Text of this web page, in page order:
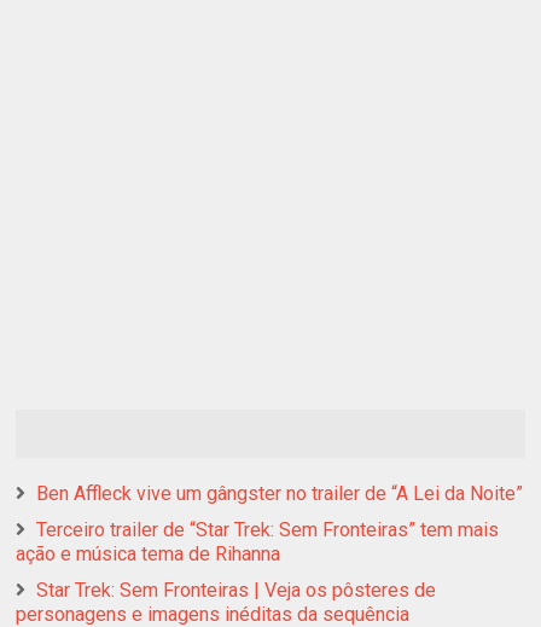
Ben Affleck vive um gângster no trailer de “A Lei da Noite”
Terceiro trailer de “Star Trek: Sem Fronteiras” tem mais
ação e música tema de Rihanna
Star Trek: Sem Fronteiras | Veja os pôsteres de
personagens e imagens inéditas da sequência